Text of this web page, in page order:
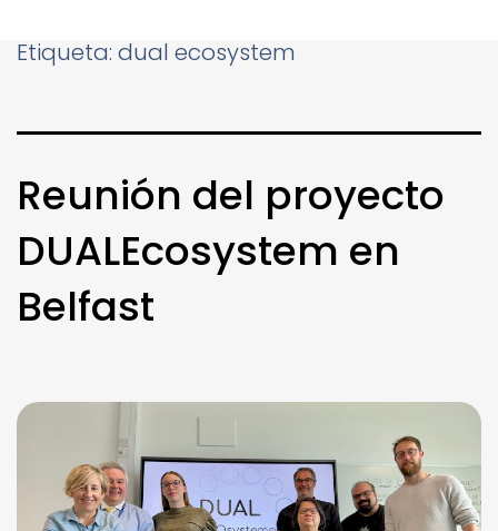
Etiqueta: dual ecosystem
Reunión del proyecto
DUALEcosystem en
Belfast